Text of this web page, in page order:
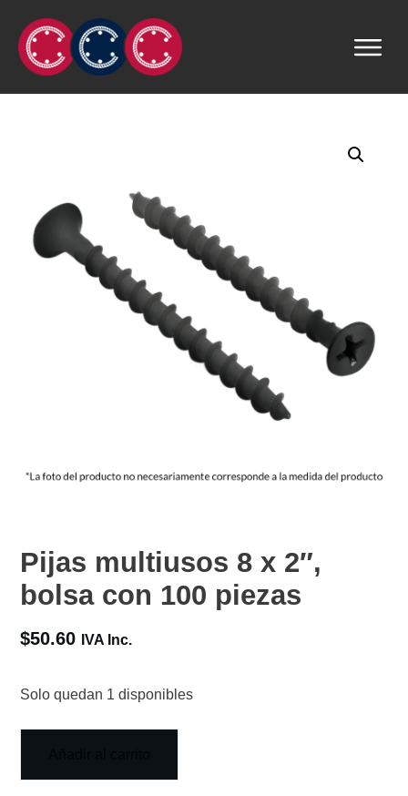
Pijas multiusos 8 x 2″,
bolsa con 100 piezas
$50.60 IVA Inc.
Solo quedan 1 disponibles